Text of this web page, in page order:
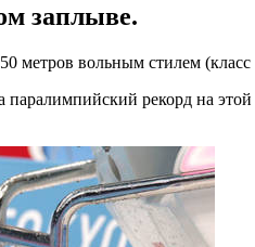
заплыве.
метров вольным стилем
паралимпийский рекорд на